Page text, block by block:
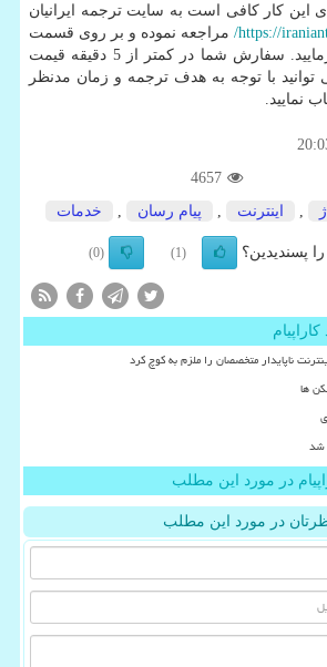
این کار کافی است به سایت ترجمه ایرانیان
https://
/ مراجعه نموده و بر روی قسمت
ثبت سفارش کلیک فرمایید. سفارش شما در کمتر از 5 دقیقه قیمت
با توجه به هدف ترجمه و زمان مدنظر
نمایید.
4657
اینترنت پیام رسان خدمات
پسندیدین؟ (1)
(0)
ناپایدار متخصصان را ملزم به کوچ کرد
ها
شد
در مورد این مطلب
در مورد این مطلب